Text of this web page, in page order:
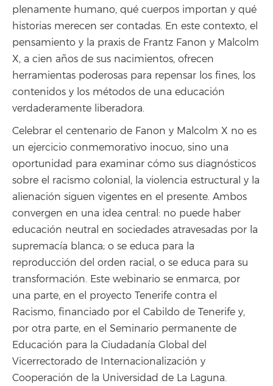
plenamente humano, qué cuerpos importan y qué
historias merecen ser contadas. En este contexto, el
pensamiento y la praxis de Frantz Fanon y Malcolm
X, a cien años de sus nacimientos, ofrecen
herramientas poderosas para repensar los fines, los
contenidos y los métodos de una educación
verdaderamente liberadora.
Celebrar el centenario de Fanon y Malcolm X no es
un ejercicio conmemorativo inocuo, sino una
oportunidad para examinar cómo sus diagnósticos
sobre el racismo colonial, la violencia estructural y la
alienación siguen vigentes en el presente. Ambos
convergen en una idea central: no puede haber
educación neutral en sociedades atravesadas por la
supremacía blanca; o se educa para la
reproducción del orden racial, o se educa para su
transformación. Este webinario se enmarca, por
una parte, en el proyecto Tenerife contra el
Racismo, financiado por el Cabildo de Tenerife y,
por otra parte, en el Seminario permanente de
Educación para la Ciudadanía Global del
Vicerrectorado de Internacionalización y
Cooperación de la Universidad de La Laguna.